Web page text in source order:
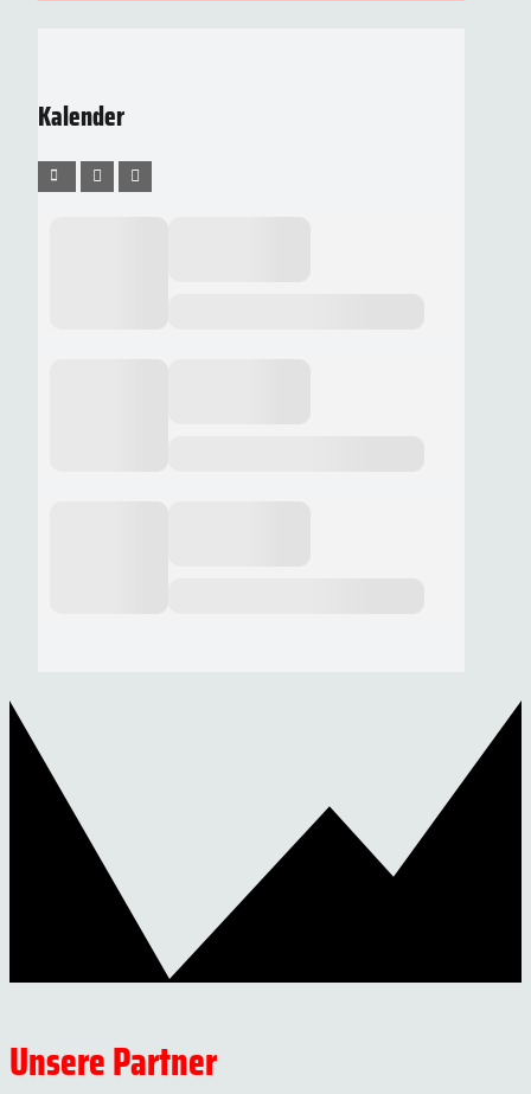
Kalender
Unsere Partner